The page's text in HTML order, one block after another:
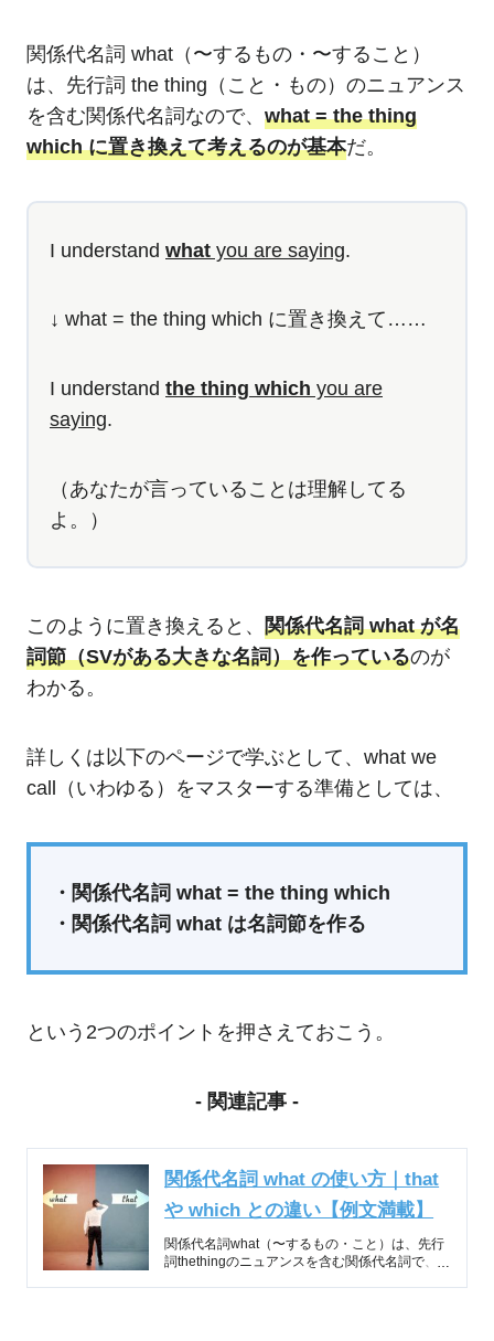
関係代名詞 what（〜するもの・〜すること）
は、先行詞 the thing（こと・もの）のニュアンス
を含む関係代名詞なので、 what = the thing
which に置き換えて考えるのが基本だ。
I understand what you are saying.
↓ what = the thing which に置き換えて……
I understand the thing which you are
saying.
（あなたが言っていることは理解してる
よ。）
このように置き換えると、 関係代名詞 what が名
詞節（SVがある大きな名詞）を作っているのが
わかる。
詳しくは以下のページで学ぶとして、what we
call（いわゆる）をマスターする準備としては、
・関係代名詞 what = the thing which
・関係代名詞 what は名詞節を作る
という2つのポイントを押さえておこう。
- 関連記事 -
関係代名詞 what の使い方｜that
や which との違い【例文満載】
関係代名詞what（〜するもの・こと）は、先行
詞thethingのニュアンスを含む関係代名詞で、